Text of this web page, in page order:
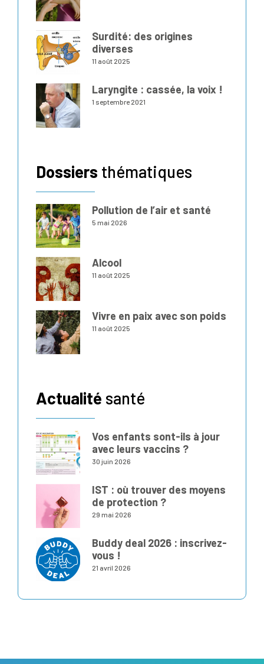
Surdité: des origines
diverses
11 août 2025
Laryngite : cassée, la voix !
1 septembre 2021
Dossiers thématiques
Pollution de l’air et santé
5 mai 2026
Alcool
11 août 2025
Vivre en paix avec son poids
11 août 2025
Actualité santé
Vos enfants sont-ils à jour
avec leurs vaccins ?
30 juin 2026
IST : où trouver des moyens
de protection ?
29 mai 2026
Buddy deal 2026 : inscrivez-
vous !
21 avril 2026